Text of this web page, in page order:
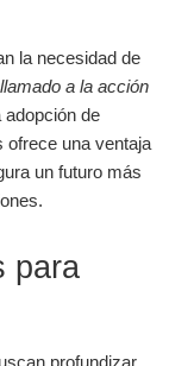
la necesidad de
llamado a la acción
adopción de
ofrece una ventaja
un futuro más
para
profundizar